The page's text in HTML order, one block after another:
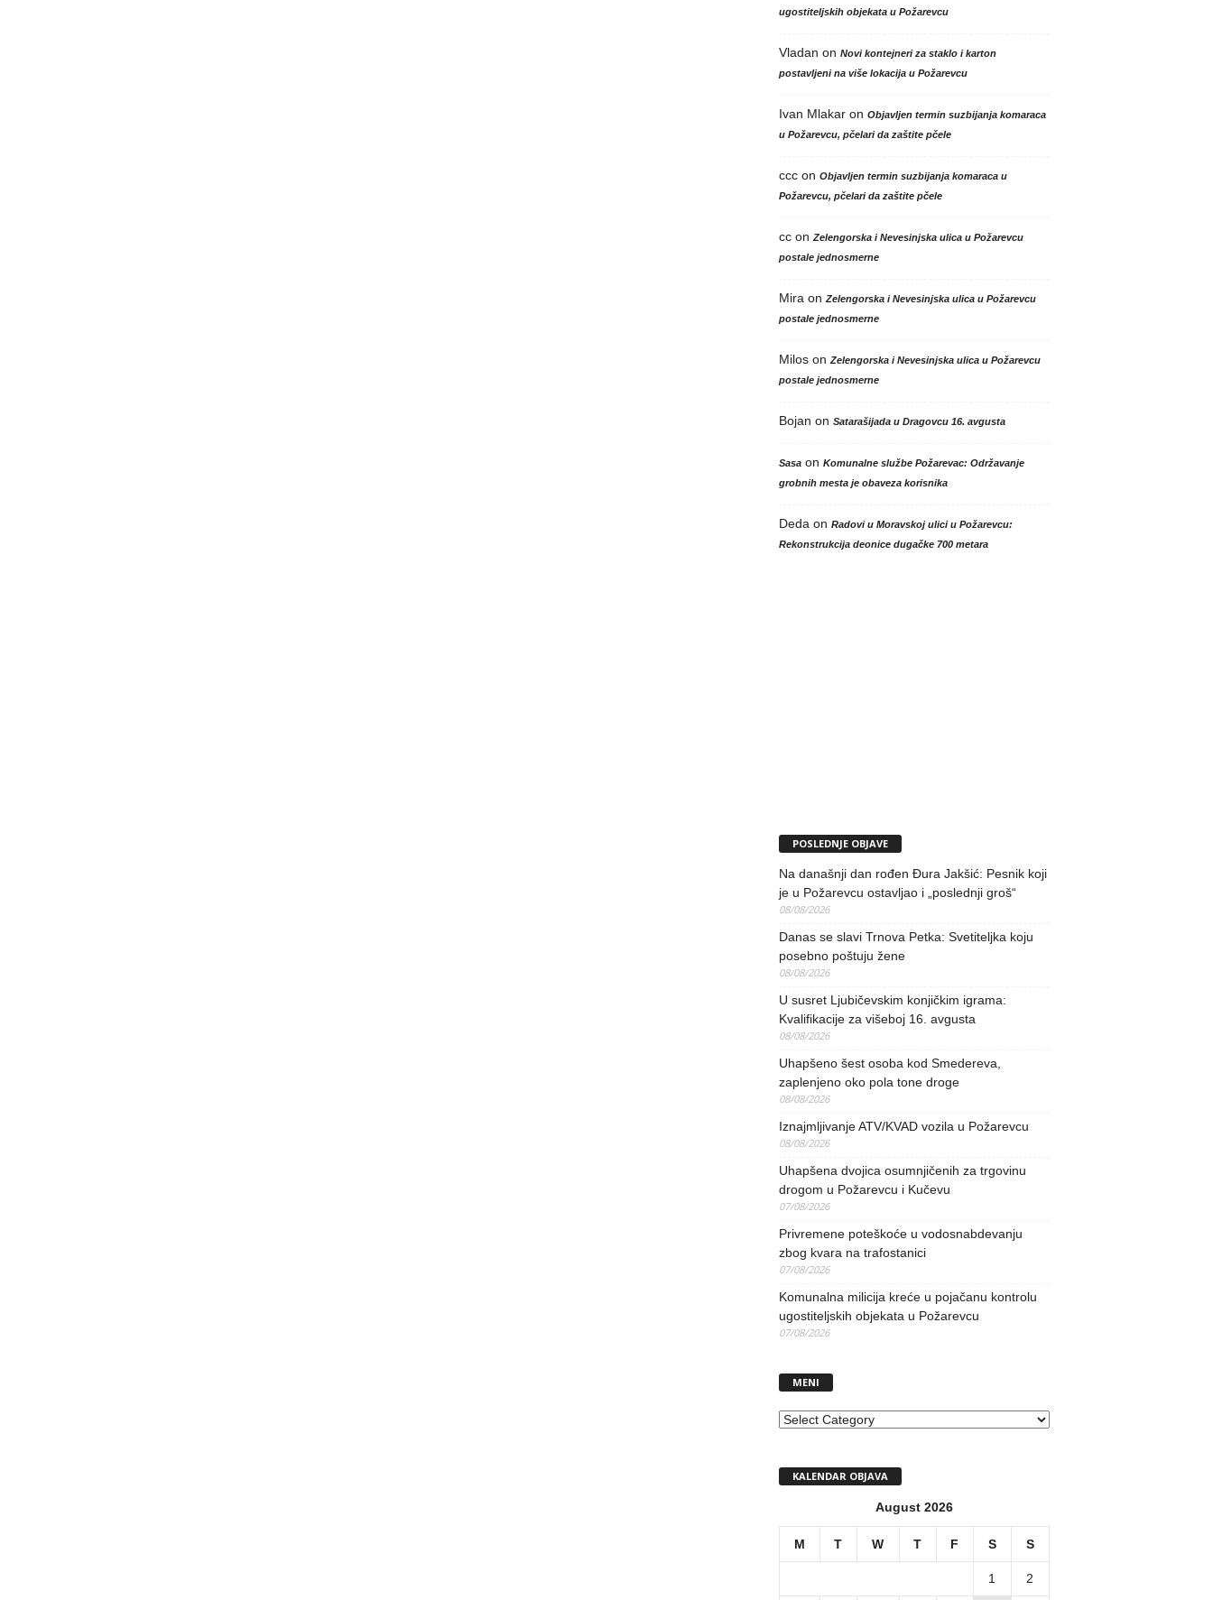
ugostiteljskih objekata u Požarevcu
Vladan on Novi kontejneri za staklo i karton
postavljeni na više lokacija u Požarevcu
Ivan Mlakaron Objavljen termin suzbijanja komaraca
u Požarevcu, pčelari da zaštite pčele
cccon Objavljen termin suzbijanja komaraca u
Požarevcu, pčelari da zaštite pčele
ccon Zelengorska i Nevesinjska ulica u Požarevcu
postale jednosmerne
Mira on Zelengorska i Nevesinjska ulica u Požarevcu
postale jednosmerne
Miloson Zelengorska i Nevesinjska ulica u Požarevcu
postale jednosmerne
Bojan on Satarašijada u Dragovcu 16. avgusta
Sasaon Komunalne službe Požarevac: Održavanje
grobnih mesta je obaveza korisnika
Deda on Radovi u Moravskoj ulici u Požarevcu:
Rekonstrukcija deonice dugačke 700 metara
POSLEDNJE OBJAVE
Na današnji dan rođen Đura Jakšić: Pesnik koji
je u Požarevcu ostavljao i „poslednji groš“
08/08/2026
Danas se slavi Trnova Petka: Svetiteljka koju
posebno poštuju žene
08/08/2026
U susret Ljubičevskim konjičkim igrama:
Kvalifikacije za višeboj 16. avgusta
08/08/2026
Uhapšeno šest osoba kod Smedereva,
zaplenjeno oko pola tone droge
08/08/2026
Iznajmljivanje ATV/KVAD vozila u Požarevcu
08/08/2026
Uhapšena dvojica osumnjičenih za trgovinu
drogom u Požarevcu i Kučevu
07/08/2026
Privremene poteškoće u vodosnabdevanju
zbog kvara na trafostanici
07/08/2026
Komunalna milicija kreće u pojačanu kontrolu
ugostiteljskih objekata u Požarevcu
07/08/2026
MENI
MENI
KALENDAR OBJAVA
August 2026
M T W T F S S
1 2